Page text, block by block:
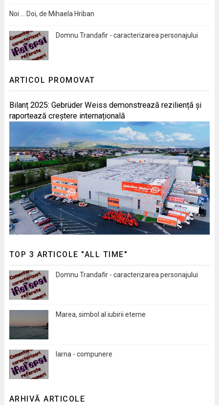
Noi … Doi, de Mihaela Hriban
Domnu Trandafir - caracterizarea personajului
ARTICOL PROMOVAT
Bilanț 2025: Gebrüder Weiss demonstrează reziliență și
raportează creștere internațională
TOP 3 ARTICOLE "ALL TIME"
Domnu Trandafir - caracterizarea personajului
Marea, simbol al iubirii eterne
Iarna - compunere
ARHIVĂ ARTICOLE